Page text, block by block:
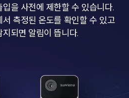
을 사전에 제한할 수 있습니다.
측정된 온도를 확인할 수 있고
되면 알림이 뜹니다.